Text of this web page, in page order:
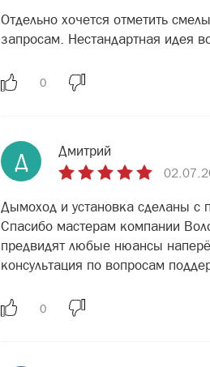
Отдельно хочется отметить
запросам. Нестандартная идея
Д Дмитрий
Дымоход и установка сделаны с
Спасибо мастерам компании
предвидят любые нюансы
консультация по вопросам